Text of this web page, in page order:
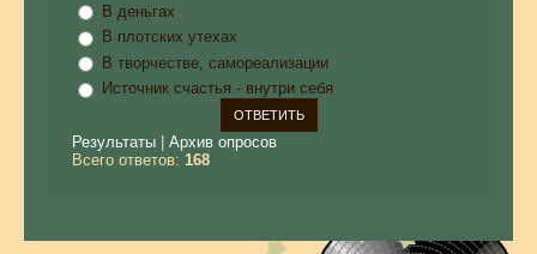
В деньгах
В плотских утехах
В творчестве, самореализации
Источник счастья - внутри себя
Результаты
Архив опросов
Всего ответов: 168